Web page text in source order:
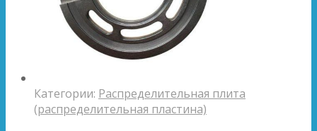
Категории: Распределительная плита
(распределительная пластина)